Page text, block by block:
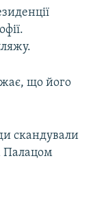
що його
скандували
Палацом